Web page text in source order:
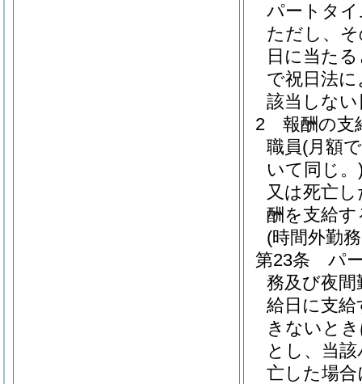
パートタ
ただし、
日に当た
で祝日法
該当しな
2
報酬の支
職員(月額
いて同じ。
又は死亡
酬を支給す
(時間外勤
第23条
パ
務及び夜
給日に支給
きないと
とし、当
亡した場